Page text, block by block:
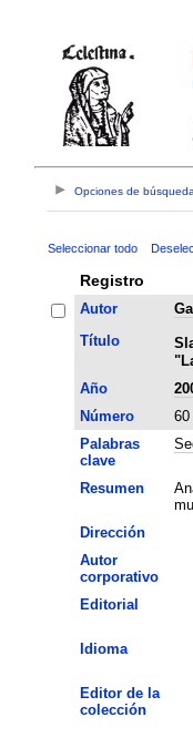
Opciones de
Seleccionar todo
Registro
Autor
Título
Año
Número
60
Palabras
clave
Resumen
Dirección
Autor
corporativo
Editorial
Idioma
Editor de la
colección